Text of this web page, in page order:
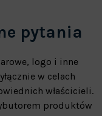
pytania
logo i inne
w celach
właścicieli.
produktów